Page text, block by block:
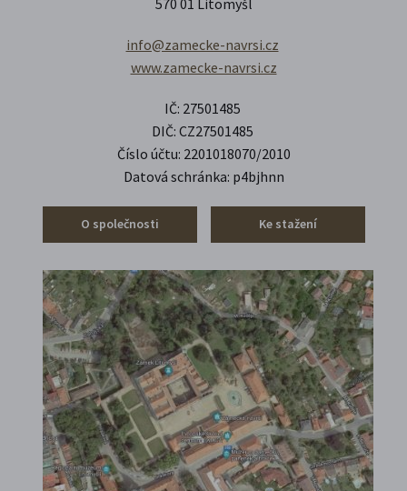
info@zamecke-navrsi.cz
www.zamecke-navrsi.cz
IČ: 27501485
DIČ: CZ27501485
Číslo účtu: 2201018070/2010
Datová schránka: p4bjhnn
O společnosti Ke stažení